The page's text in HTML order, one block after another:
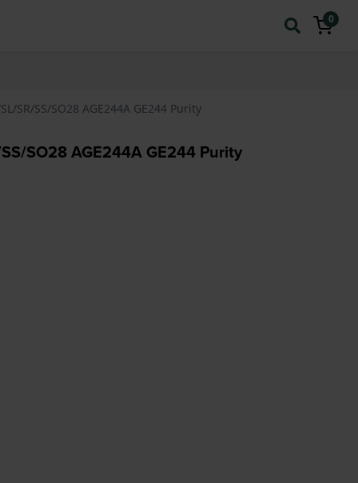
0
SS/SO28 AGE244A GE244 Purity
SO28 AGE244A GE244 Purity